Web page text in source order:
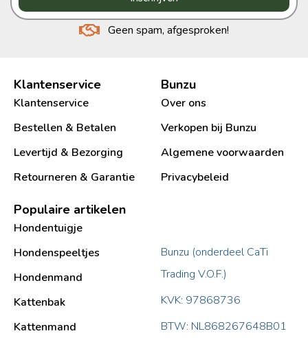
Geen spam, afgesproken!
Klantenservice
Klantenservice
Bestellen & Betalen
Levertijd & Bezorging
Retourneren & Garantie
Bunzu
Over ons
Verkopen bij Bunzu
Algemene voorwaarden
Privacybeleid
Populaire artikelen
Hondentuigje
Hondenspeeltjes
Hondenmand
Kattenbak
Kattenmand
Bunzu (onderdeel CaTi
Trading V.O.F.)
KVK: 97868736
BTW: NL868267648B01